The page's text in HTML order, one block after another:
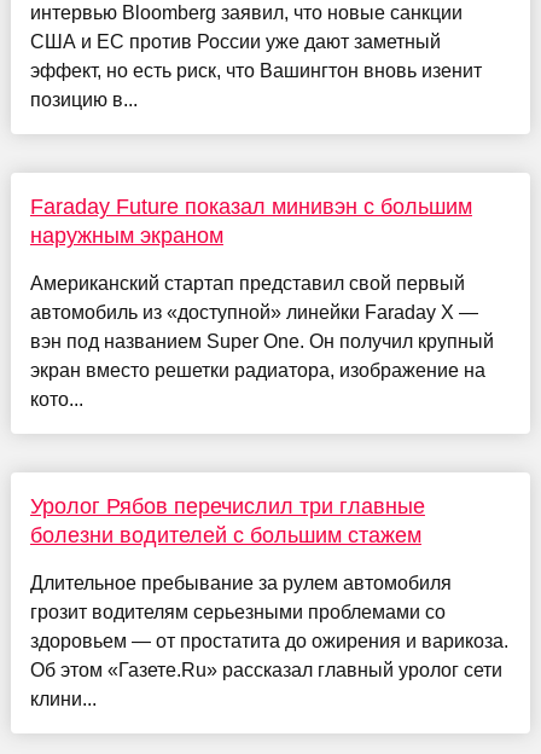
интервью Bloomberg заявил, что новые санкции
США и ЕС против России уже дают заметный
эффект, но есть риск, что Вашингтон вновь изенит
позицию в...
Faraday Future показал минивэн с большим
наружным экраном
Американский стартап представил свой первый
автомобиль из «доступной» линейки Faraday X —
вэн под названием Super One. Он получил крупный
экран вместо решетки радиатора, изображение на
кото...
Уролог Рябов перечислил три главные
болезни водителей с большим стажем
Длительное пребывание за рулем автомобиля
грозит водителям серьезными проблемами со
здоровьем — от простатита до ожирения и варикоза.
Об этом «Газете.Ru» рассказал главный уролог сети
клини...